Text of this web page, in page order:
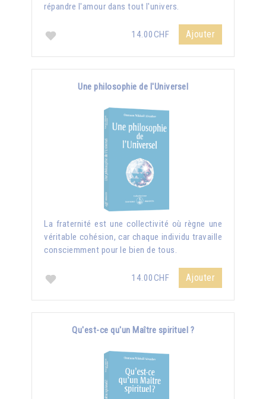
répandre l'amour dans tout l'univers.
14.00CHF Ajouter
Une philosophie de l'Universel
La fraternité est une collectivité où règne une
véritable cohésion, car chaque individu travaille
consciemment pour le bien de tous.
14.00CHF Ajouter
Qu'est-ce qu'un Maître spirituel ?